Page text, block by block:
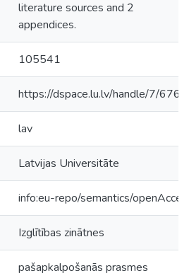
literature sources and 2
appendices.
105541
https://dspace.lu.lv/handle/7/
lav
Latvijas Universitāte
info:eu-repo/semantics/
Izglītības zinātnes
pašapkalpošanās prasmes